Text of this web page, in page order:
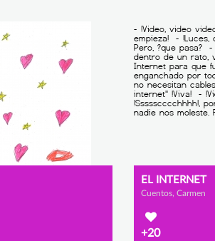
EL INTERNET
Cuentos, Carmen
+20